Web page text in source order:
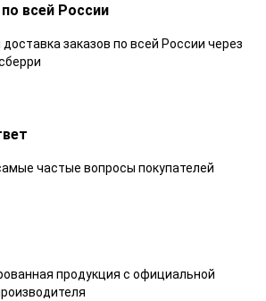
всей России
заказов по всей России через
частые вопросы покупателей
продукция с официальной